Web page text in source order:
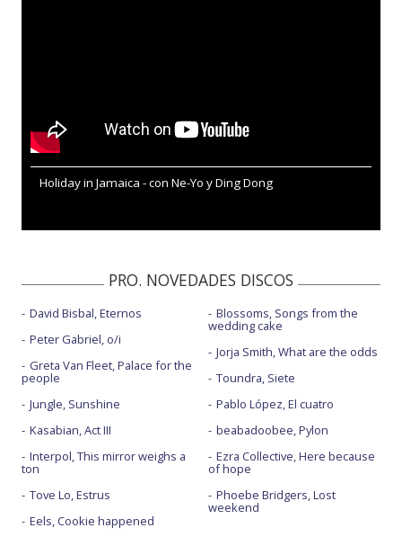
Holiday in Jamaica - con Ne-Yo y Ding Dong
PRO. NOVEDADES DISCOS
David Bisbal, Eternos
Peter Gabriel, o/i
Greta Van Fleet, Palace for the
people
Jungle, Sunshine
Kasabian, Act III
Interpol, This mirror weighs a
ton
Tove Lo, Estrus
Eels, Cookie happened
Blossoms, Songs from the
wedding cake
Jorja Smith, What are the odds
Toundra, Siete
Pablo López, El cuatro
beabadoobee, Pylon
Ezra Collective, Here because
of hope
Phoebe Bridgers, Lost
weekend